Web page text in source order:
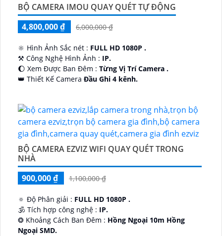
BỘ CAMERA IMOU QUAY QUÉT TỰ ĐỘNG
4,800,000 ₫
6,000,000 ₫
🔆 Hình Ảnh Sắc nét : FULL HD 1080P .
⚒ Công Nghệ Hình Ảnh : IP.
🌔 Xem Được Ban Đêm : Từng Vị Trí Camera .
👑 Thiết Kế Camera Đầu Ghi 4 kênh.
BỘ CAMERA EZVIZ WIFI QUAY QUÉT TRONG
NHÀ
900,000 ₫
1,100,000 ₫
🔅 Độ Phân giải : FULL HD 1080P .
🕉️ Tích hợp công nghệ : IP.
❂ Khoảng Cách Ban Đêm : Hồng Ngoại 10m Hồng
Ngoại SMD.